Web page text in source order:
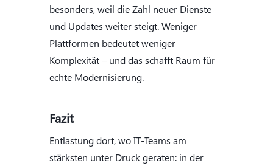
besonders, weil die Zahl neuer Dienste
und Updates weiter steigt. Weniger
Plattformen bedeutet weniger
Komplexität – und das schafft Raum für
echte Modernisierung.
Fazit
Entlastung dort, wo IT-Teams am
stärksten unter Druck geraten: in der